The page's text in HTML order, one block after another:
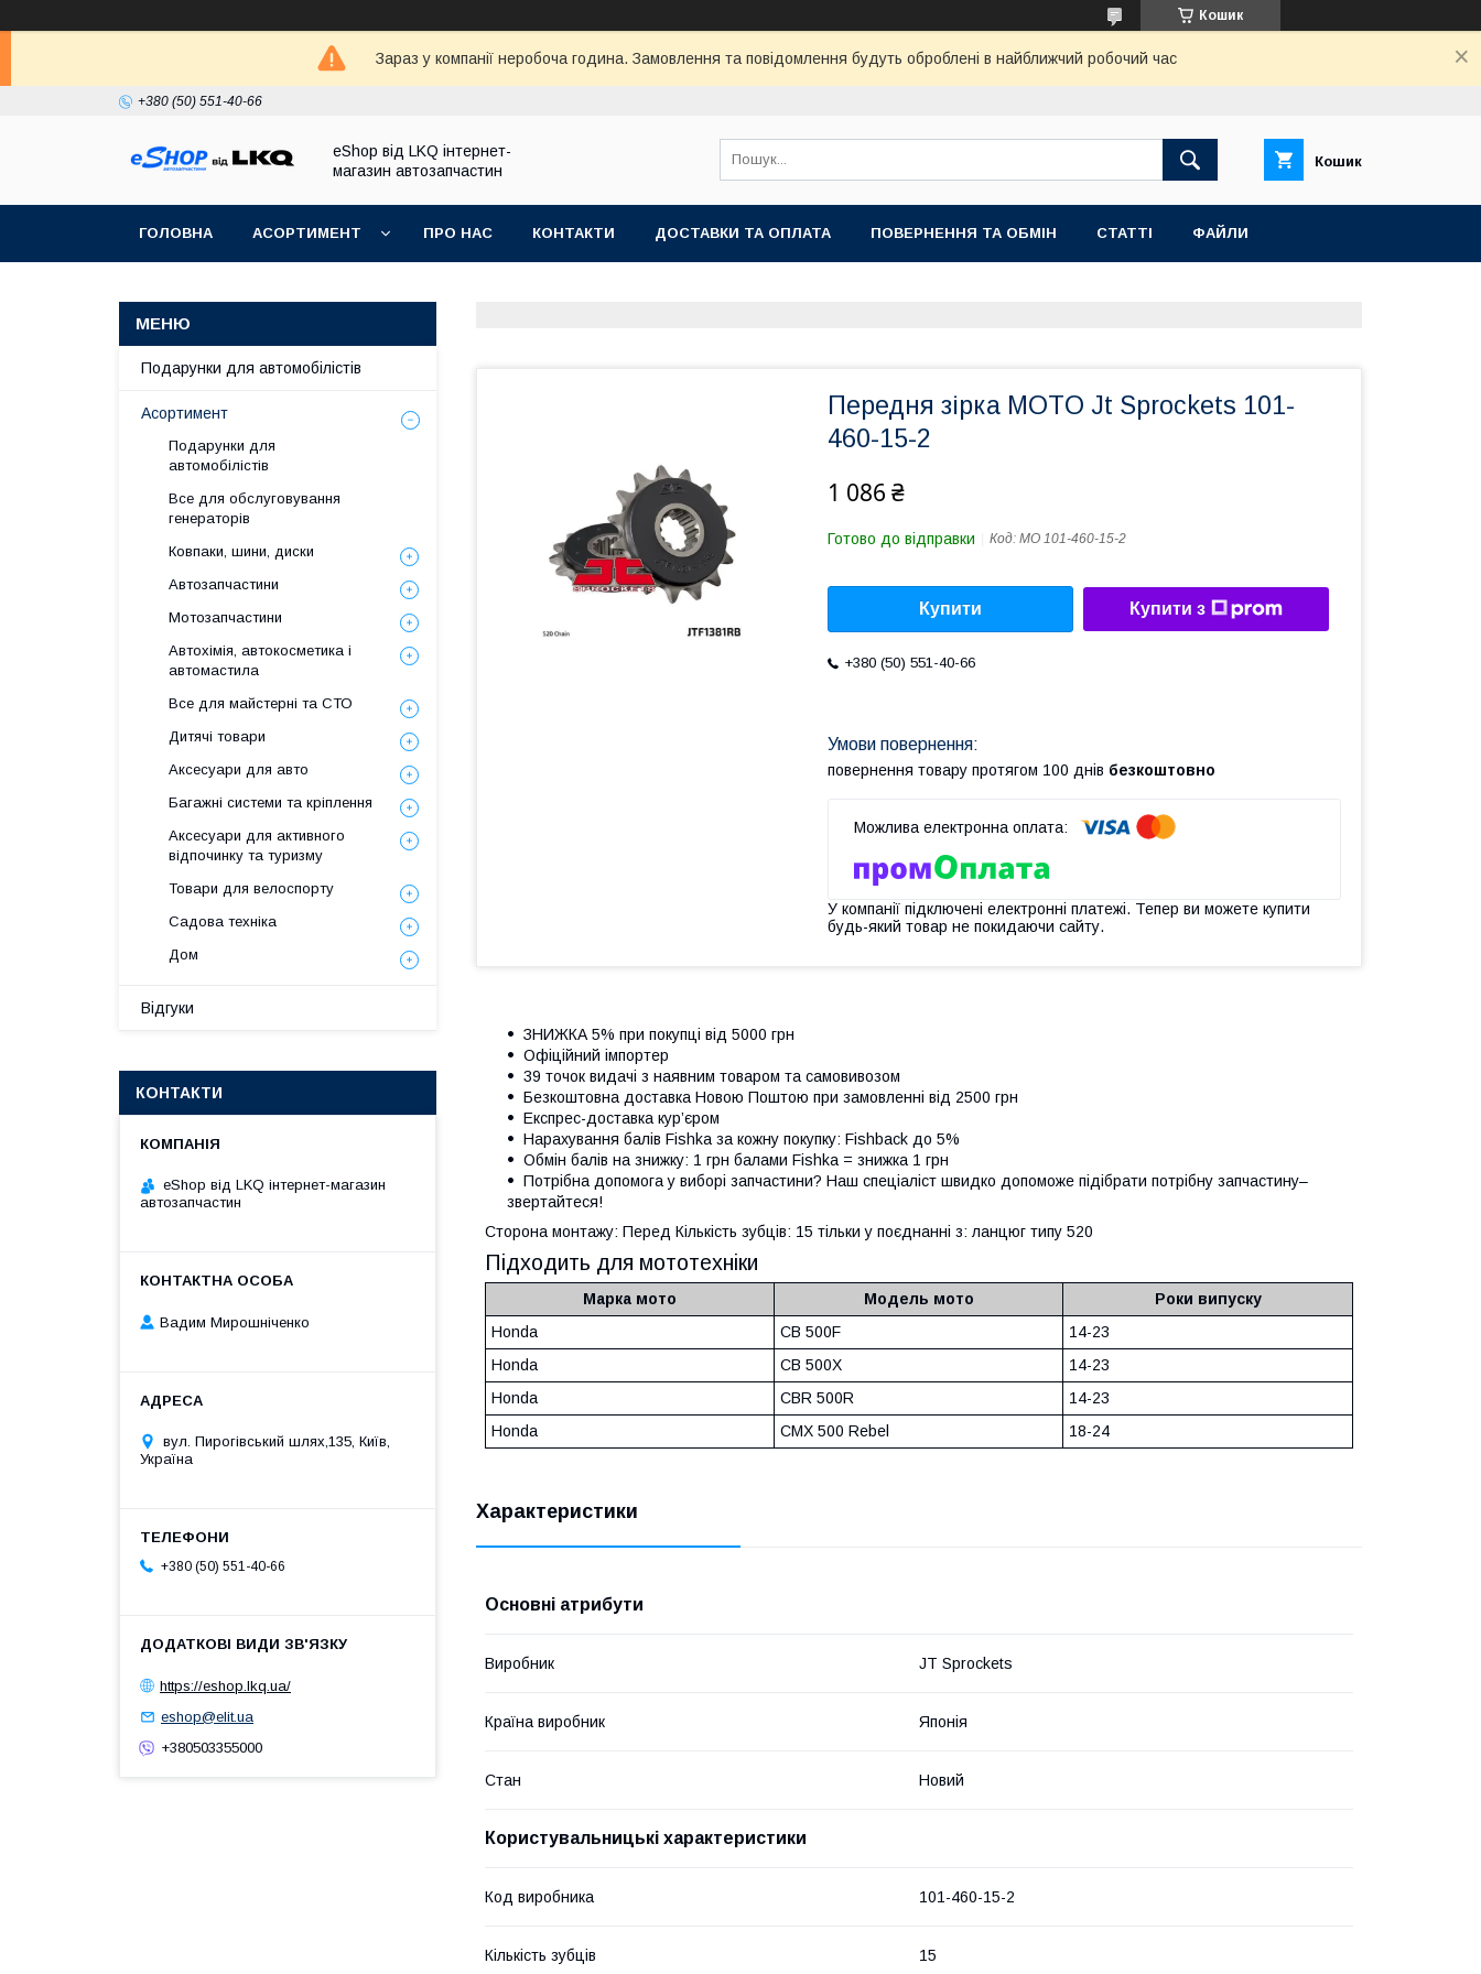
Кошик
Зараз у компанії неробоча година. Замовлення та повідомлення будуть оброблені в найближчий робочий час
+380 (50) 551-40-66
eShop від LKQ інтернет-
магазин автозапчастин
Кошик
ГОЛОВНА АСОРТИМЕНТ ПРО НАС КОНТАКТИ ДОСТАВКИ ТА ОПЛАТА ПОВЕРНЕННЯ ТА ОБМІН СТАТТІ ФАЙЛИ
Передня зірка MOTO Jt Sprockets 101-
460-15-2
1 086 ₴
Готово до відправки Код: MO 101-460-15-2
Купити Купити з
+380 (50) 551-40-66
повернення товару протягом 100 днів безкоштовно
У компанії підключені електронні платежі. Тепер ви можете купити
будь-який товар не покидаючи сайту.
ЗНИЖКА 5% при покупці від 5000 грн
Офіційний імпортер
39 точок видачі з наявним товаром та самовивозом
Безкоштовна доставка Новою Поштою при замовленні від 2500 грн
Експрес-доставка кур’єром
Нарахування балів Fishka за кожну покупку: Fishback до 5%
Обмін балів на знижку: 1 грн балами Fishka = знижка 1 грн
Потрібна допомога у виборі запчастини? Наш спеціаліст швидко допоможе підібрати потрібну запчастину–
звертайтеся!
Сторона монтажу: Перед Кількість зубців: 15 тільки у поєднанні з: ланцюг типу 520
Підходить для мототехніки
Марка мото Модель мото
Роки випуску
Honda
CB 500F
14-23
Honda
CB 500X
14-23
Honda
CBR 500R
14-23
Honda
CMX 500 Rebel 18-24
Характеристики
Основні атрибути
Виробник JT Sprockets
Країна виробник Японія
Стан Новий
Користувальницькі характеристики
Код виробника 101-460-15-2
Кількість зубців 15
Подарунки для автомобілістів
Асортимент
Подарунки для
автомобілістів
Все для обслуговування
генераторів
Ковпаки, шини, диски
Автозапчастини
Мотозапчастини
Автохімія, автокосметика і
автомастила
Все для майстерні та СТО
Дитячі товари
Аксесуари для авто
Багажні системи та кріплення
Аксесуари для активного
відпочинку та туризму
Товари для велоспорту
Садова техніка
Дом
Відгуки
КОНТАКТИ
eShop від LKQ інтернет-магазин
автозапчастин
Вадим Мирошніченко
вул. Пирогівський шлях,135, Київ,
Україна
+380 (50) 551-40-66
https://eshop.lkq.ua/
eshop@elit.ua
+380503355000